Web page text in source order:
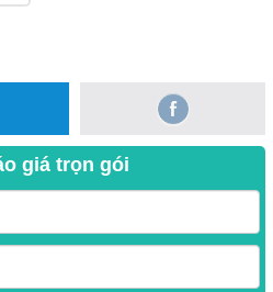
giá trọn gói